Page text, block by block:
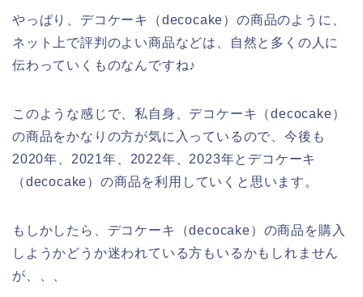
やっぱり、デコケーキ（decocake）の商品のように、
ネット上で評判のよい商品などは、自然と多くの人に
伝わっていくものなんですね♪
このような感じで、私自身、デコケーキ（decocake）
の商品をかなりの方が気に入っているので、今後も
2020年、2021年、2022年、2023年とデコケーキ
（decocake）の商品を利用していくと思います。
もしかしたら、デコケーキ（decocake）の商品を購入
しようかどうか迷われている方もいるかもしれません
が、、、